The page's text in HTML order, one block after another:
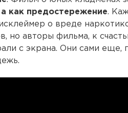
как предостережение.
о вреде
но авторы фильма, к
с экрана. Они сами еще,